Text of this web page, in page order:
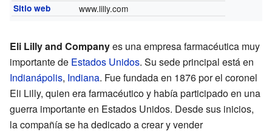
Sitio web www.lilly.com
Eli Lilly and Companyes una empresa farmacéutica muy
importante de Estados Unidos. Su sede principal está en
Indianápolis, Indiana. Fue fundada en 1876 por el coronel
Eli Lilly, quien era farmacéutico y había participado en una
guerra importante en Estados Unidos. Desde sus inicios,
la compañía se ha dedicado a crear y vender